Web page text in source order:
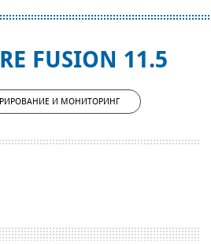
FUSION 11.5
И МОНИТОРИНГ